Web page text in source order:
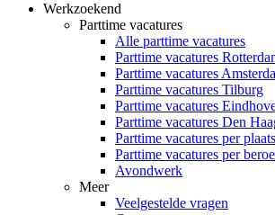
Werkzoekend
Parttime vacatures
Alle parttime vacatures
Parttime vacatures
Parttime vacatures
Parttime vacatures Tilburg
Parttime vacatures
Parttime vacatures Den
Parttime vacatures per plaats
Parttime vacatures per
Avondwerk
Meer
Veelgestelde vragen